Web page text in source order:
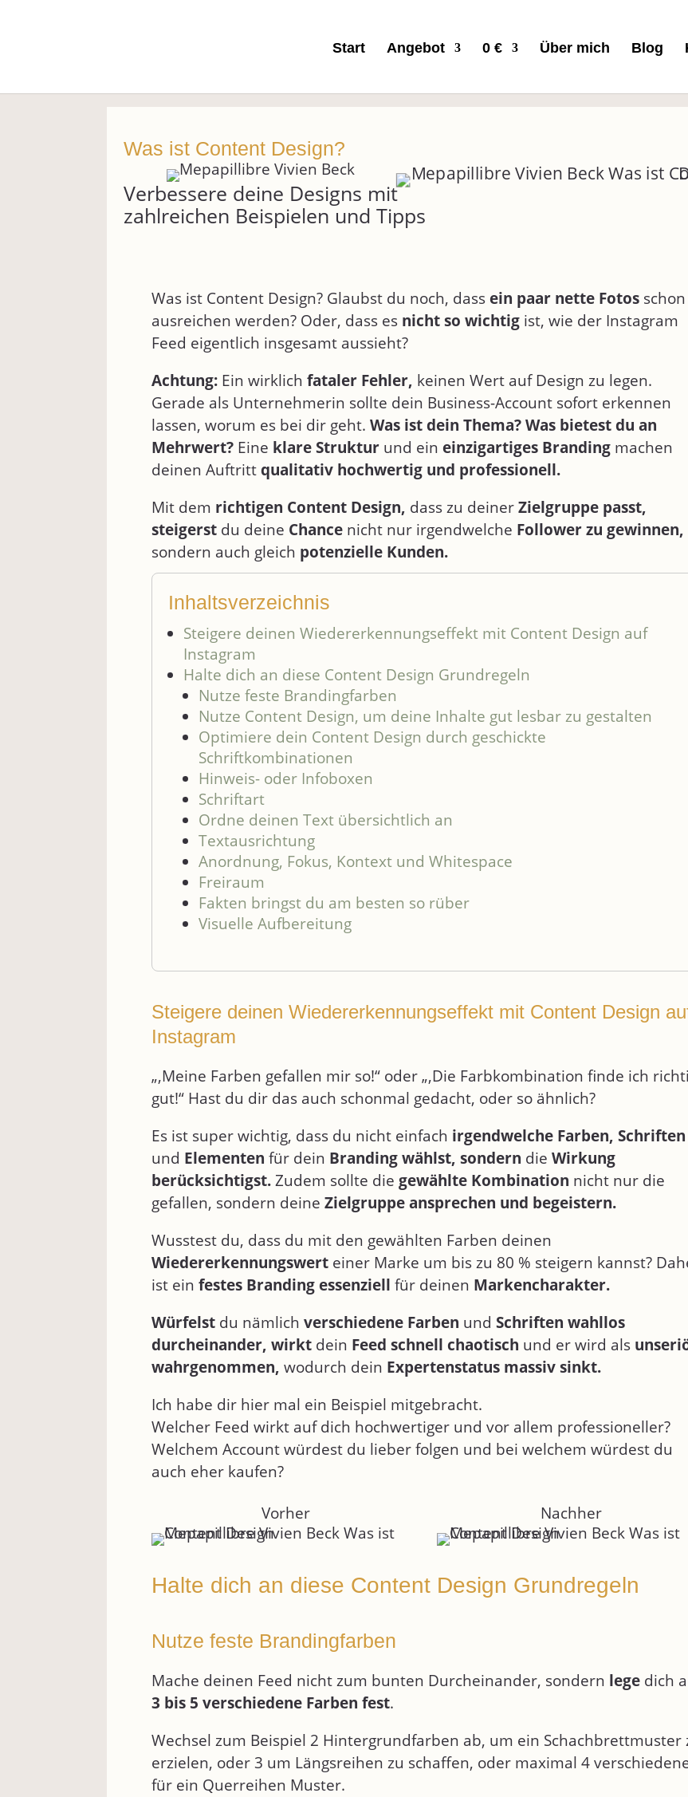
Start Angebot 0 € Über mich Blog
Was ist Content Design?
Verbessere deine Designs mit
zahlreichen Beispielen und Tipps
Was ist Content Design? Glaubst du noch, dassein paar nette Fotosschon
ausreichen werden? Oder, dass es nicht so wichtigist, wie der Instagram
Feed eigentlich insgesamt aussieht?
Achtung:Ein wirklich fataler Fehler, keinen Wert auf Design zu legen.
Gerade als Unternehmerin sollte dein Business-Account sofort erkennen
lassen, worum es bei dir geht. Was ist dein Thema? Was bietest du an
Mehrwert?Eine klare Strukturund ein einzigartiges Brandingmachen
deinen Auftrittqualitativ hochwertig und professionell.
Mit dem richtigen Content Design, dass zu deinerZielgruppe passt,
steigerstdu deine Chancenicht nur irgendwelche Follower zu gewinnen,
sondern auch gleich potenzielle Kunden.
Inhaltsverzeichnis
Steigere deinen Wiedererkennungseffekt mit Content Design auf
Instagram
Halte dich an diese Content Design Grundregeln
Nutze feste Brandingfarben
Nutze Content Design, um deine Inhalte gut lesbar zu gestalten
Optimiere dein Content Design durch geschickte
Schriftkombinationen
Hinweis- oder Infoboxen
Schriftart
Ordne deinen Text übersichtlich an
Textausrichtung
Anordnung, Fokus, Kontext und Whitespace
Freiraum
Fakten bringst du am besten so rüber
Visuelle Aufbereitung
Steigere deinen Wiedererkennungseffekt mit Content Design
Instagram
„,Meine Farben gefallen mir so!“ oder „,Die Farbkombination finde ich
gut!“ Hast du dir das auch schonmal gedacht, oder so ähnlich?
Es ist super wichtig, dass du nicht einfach irgendwelche Farben, Schriften
und Elementen für dein Branding wählst, sondern die Wirkung
berücksichtigst.Zudem sollte die gewählte Kombination nicht nur die
gefallen, sondern deine Zielgruppe ansprechen und begeistern.
Wusstest du, dass du mit den gewählten Farben deinen
Wiedererkennungswerteiner Marke um bis zu 80 % steigern kannst?
ist ein festes Branding essenziell für deinen Markencharakter.
Würfelstdu nämlich verschiedene Farben und Schriften wahllos
durcheinander, wirktdein Feed schnell chaotisch und er wird als
wahrgenommen, wodurch dein Expertenstatus massiv sinkt.
Ich habe dir hier mal ein Beispiel mitgebracht.
Welcher Feed wirkt auf dich hochwertiger und vor allem professioneller?
Welchem Account würdest du lieber folgen und bei welchem würdest du
auch eher kaufen?
Vorher Nachher
Halte dich an diese Content Design Grundregeln
Nutze feste Brandingfarben
Mache deinen Feed nicht zum bunten Durcheinander, sondern legedich
3 bis 5 verschiedene Farben fest.
Wechsel zum Beispiel 2 Hintergrundfarben ab, um ein Schachbrettmuster
erzielen, oder 3 um Längsreihen zu schaffen, oder maximal 4
für ein Querreihen Muster.